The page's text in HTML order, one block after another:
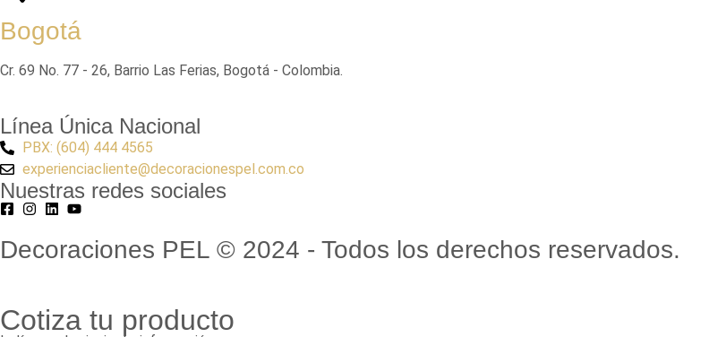
Bogotá
Cr. 69 No. 77 - 26, Barrio Las Ferias, Bogotá - Colombia.
Línea Única Nacional
PBX: (604) 444 4565
experienciacliente@decoracionespel.com.co
Nuestras redes sociales
Decoraciones PEL © 2024 - Todos los derechos reservados.
Cotiza tu producto